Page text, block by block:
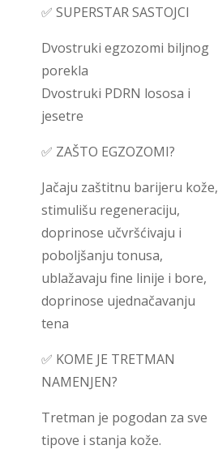
✅ SUPERSTAR SASTOJCI
Dvostruki egzozomi biljnog
porekla
Dvostruki PDRN lososa i
jesetre
✅ ZAŠTO EGZOZOMI?
Jačaju zaštitnu barijeru kože,
stimulišu regeneraciju,
doprinose učvršćivaju i
poboljšanju tonusa,
ublažavaju fine linije i bore,
doprinose ujednačavanju
tena
✅ KOME JE TRETMAN
NAMENJEN?
Tretman je pogodan za sve
tipove i stanja kože.